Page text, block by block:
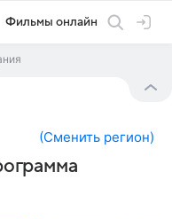
Фильмы онлайн
(Сменить регион)